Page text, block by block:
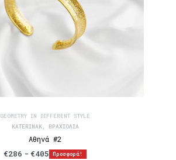
GEOMETRY IN DIFFERENT STYLE
KATERINAK, ΒΡΑΧΙΌΛΙΑ
Αθηνά #2
€286 €405 Προσφορά!